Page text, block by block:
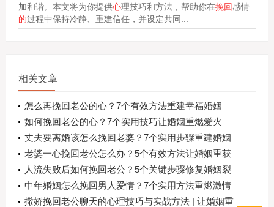
加和谐。本文将为你提供心理技巧和方法，帮助你在挽回感情
的过程中保持冷静、重建信任，并设定共同...
相关文章
怎么再挽回老公的心？7个有效方法重建幸福婚姻
如何挽回老公的心？7个实用技巧让婚姻重燃爱火
丈夫要离婚该怎么挽回老婆？7个实用步骤重建婚姻
信任
老婆一心挽回老公怎么办？5个有效方法让婚姻重获
新生
人流失败后如何挽回老公？5个关键步骤修复婚姻裂
痕
中年婚姻怎么挽回男人爱情？7个实用方法重燃激情
撒娇挽回老公聊天的心理技巧与实战方法 | 让婚姻重